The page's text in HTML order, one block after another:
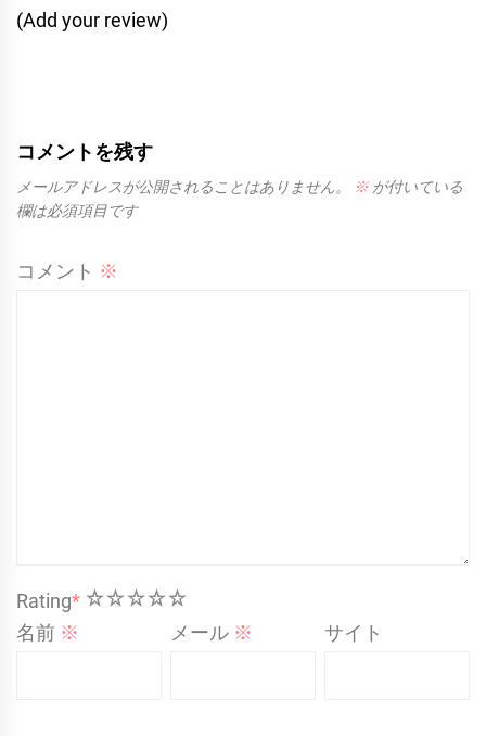
(Add your review)
コメントを残す
メールアドレスが公開されることはありません。 ※ が付いている
欄は必須項目です
コメント ※
Rating* 5
4
3
2
1
名前 ※ メール ※ サイト